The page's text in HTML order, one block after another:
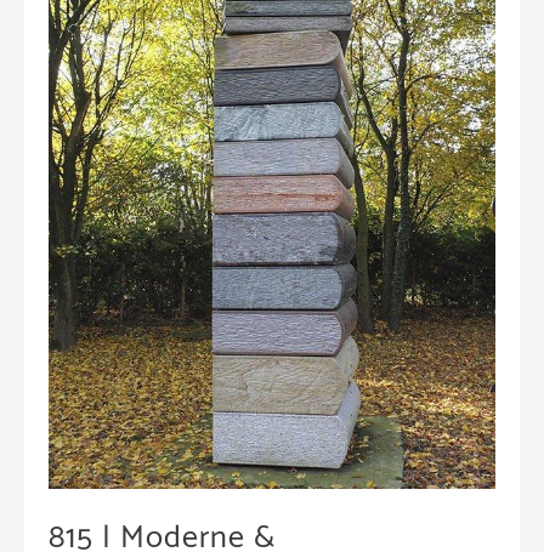
815 | Moderne &